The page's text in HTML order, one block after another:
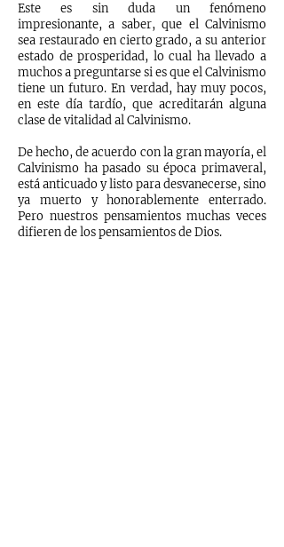
Este es sin duda un fenómeno
impresionante, a saber, que el Calvinismo
sea restaurado en cierto grado, a su anterior
estado de prosperidad, lo cual ha llevado a
muchos a preguntarse si es que el Calvinismo
tiene un futuro. En verdad, hay muy pocos,
en este día tardío, que acreditarán alguna
clase de vitalidad al Calvinismo.
De hecho, de acuerdo con la gran mayoría, el
Calvinismo ha pasado su época primaveral,
está anticuado y listo para desvanecerse, sino
ya muerto y honorablemente enterrado.
Pero nuestros pensamientos muchas veces
difieren de los pensamientos de Dios.